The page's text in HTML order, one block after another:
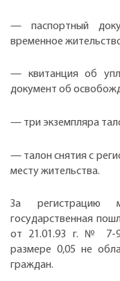
— паспортный
временное
— квитанция об
документ об
— три экземпляра
— талон снятия с
месту жительства.
За регистрацию
государственная
от 21.01.93 г. № 7-
размере 0,05 не
граждан.